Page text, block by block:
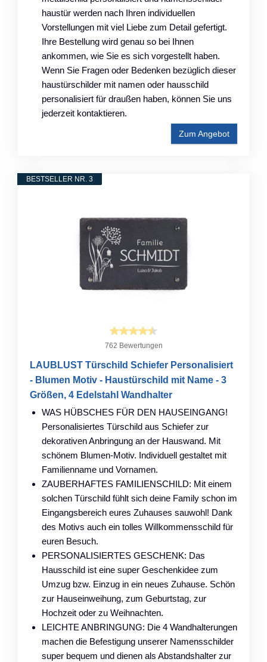
haustür werden nach Ihren individuellen
Vorstellungen mit viel Liebe zum Detail gefertigt.
Ihre Bestellung wird genau so bei Ihnen
ankommen, wie Sie es sich vorgestellt haben.
Wenn Sie Fragen oder Bedenken bezüglich dieser
haustürschilder mit namen oder hausschild
personalisiert für draußen haben, können Sie uns
jederzeit kontaktieren.
Zum Angebot
BESTSELLER NR. 3
762 Bewertungen
LAUBLUST Türschild Schiefer Personalisiert
- Blumen Motiv - Haustürschild mit Name - 3
Größen, 4 Edelstahl Wandhalter
WAS HÜBSCHES FÜR DEN HAUSEINGANG!
Personalisiertes Türschild aus Schiefer zur
dekorativen Anbringung an der Hauswand. Mit
schönem Blumen-Motiv. Individuell gestaltet mit
Familienname und Vornamen.
ZAUBERHAFTES FAMILIENSCHILD: Mit einem
solchen Türschild fühlt sich deine Family schon im
Eingangsbereich eures Zuhauses sauwohl! Dank
des Motivs auch ein tolles Willkommensschild für
euren Besuch.
PERSONALISIERTES GESCHENK: Das
Hausschild ist eine super Geschenkidee zum
Umzug bzw. Einzug in ein neues Zuhause. Schön
zur Hauseinweihung, zum Geburtstag, zur
Hochzeit oder zu Weihnachten.
LEICHTE ANBRINGUNG: Die 4 Wandhalterungen
machen die Befestigung unserer Namensschilder
super bequem und dienen als Abstandshalter zur